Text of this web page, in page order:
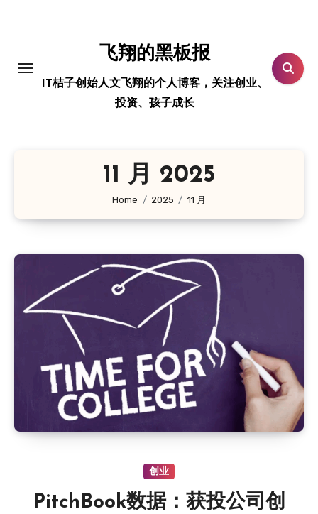
飞翔的黑板报
IT桔子创始人文飞翔的个人博客，关注创业、
投资、孩子成长
11 月 2025
Home 2025 11 月
创业
PitchBook数据：获投公司创